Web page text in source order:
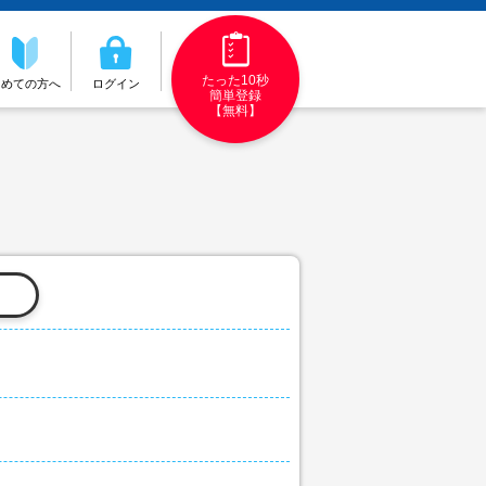
ての方へ ログイン
たった10秒
簡単登録
【無料】